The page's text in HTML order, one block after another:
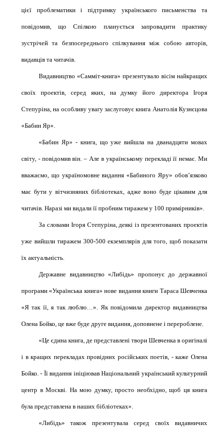
цієї проблематики і підтримку українського письменства та
повідомив, що Спілкою планується запровадити практику
зустрічей та безпосереднього спілкування між собою авторів,
видавців та читачів.
Видавництво «Самміт-книга» презентувало вісім найкращих
своїх проектів, серед яких, на думку його директора Ігоря
Степуріна, на особливу увагу заслуговує книга Анатолія Кузнєцова
«Бабин Яр».
«Бабин Яр» - книга, що уже вийшла на дванадцяти мовах
світу, - повідомив він. – Але в українському перекладі її немає. Ми
вважаємо, що україномовне видання «Бабиного Яру» обов’язково
має бути у вітчизняних бібліотеках, адже воно буде цікавим для
читачів. Наразі ми видали її пробним тиражем у 100 примірників».
За словами Ігоря Степуріна, деякі із презентованих проектів
уже вийшли тиражем 300-500 екземплярів для того, щоб показати
їх актуальність.
Державне видавництво «Либідь» пропонує до державної
програми «Українська книга» нове видання книги Тараса Шевченка
«Я так її, я так люблю…». Як повідомила директор видавництва
Олена Бойко, це вже буде друге видання, доповнене і перероблене.
«Це єдина книга, де представлені твори Шевченка в оригіналі
і в кращих перекладах провідних російських поетів, - каже Олена
Бойко. - Її видання ініціював Національний український культурний
центр в Москві. На мою думку, просто необхідно, щоб ця книга
була представлена в наших бібліотеках».
«Либідь» також презентувала серед своїх видавничих